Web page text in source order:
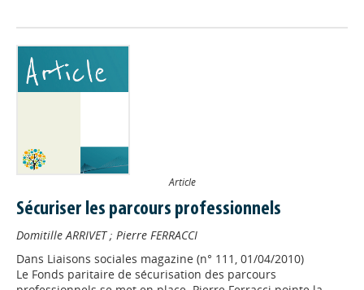
Article
Sécuriser les parcours professionnels
Domitille ARRIVET; Pierre FERRACCI
Dans Liaisons sociales magazine (n° 111, 01/04/2010)
Le Fonds paritaire de sécurisation des parcours